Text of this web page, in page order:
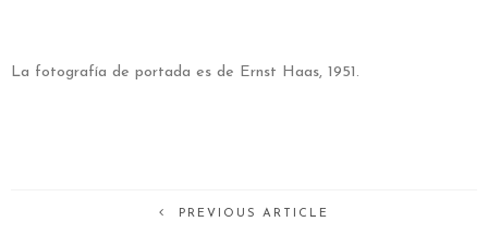
La fotografía de portada es de Ernst Haas, 1951.
PREVIOUS ARTICLE